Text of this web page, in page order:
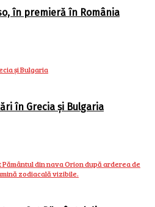
în premieră în România
în Grecia și Bulgaria